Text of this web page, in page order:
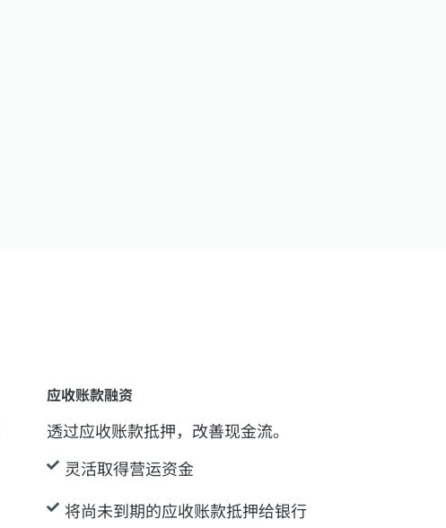
应收账款融资
透过应收账款抵押，改善现金流。
灵活取得营运资金
将尚未到期的应收账款抵押给银行